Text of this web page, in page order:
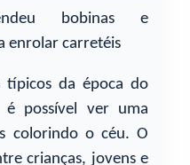
bobinas e
enrolar carretéis
típicos da época do
possível ver uma
colorindo o céu. O
crianças, jovens e